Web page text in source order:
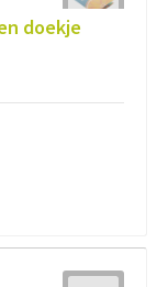
doekje